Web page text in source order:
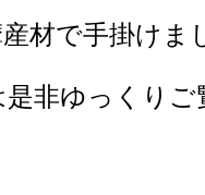
材で手掛け
非ゆっくりご